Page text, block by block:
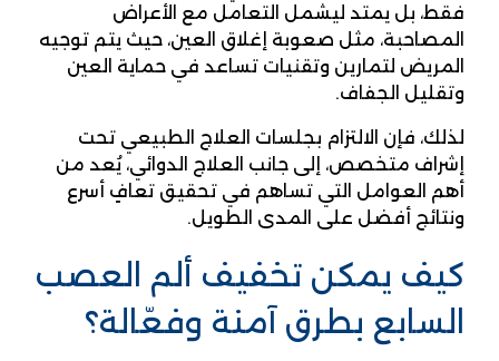
فقط، بل يمتد ليشمل التعامل مع الأعراض
المصاحبة، مثل صعوبة إغلاق العين، حيث يتم توجيه
المريض لتمارين وتقنيات تساعد في حماية العين
وتقليل الجفاف.
لذلك، فإن الالتزام بجلسات العلاج الطبيعي تحت
إشراف متخصص، إلى جانب العلاج الدوائي، يُعد من
أهم العوامل التي تساهم في تحقيق تعافٍ أسرع
ونتائج أفضل على المدى الطويل.
كيف يمكن تخفيف ألم العصب
السابع بطرق آمنة وفعّالة؟